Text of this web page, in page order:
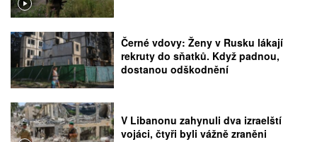
Černé vdovy: Ženy v Rusku lákají
rekruty do sňatků. Když padnou,
dostanou odškodnění
V Libanonu zahynuli dva izraelští
vojáci, čtyři byli vážně zraněni